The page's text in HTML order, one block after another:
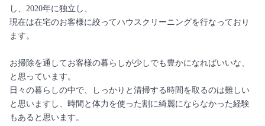
し、2020年に独立し、
現在は在宅のお客様に絞ってハウスクリーニングを行なっており
ます。
お掃除を通してお客様の暮らしが少しでも豊かになればいいな、
と思っています。
日々の暮らしの中で、しっかりと清掃する時間を取るのは難しい
と思いますし、時間と体力を使った割に綺麗にならなかった経験
もあると思います。